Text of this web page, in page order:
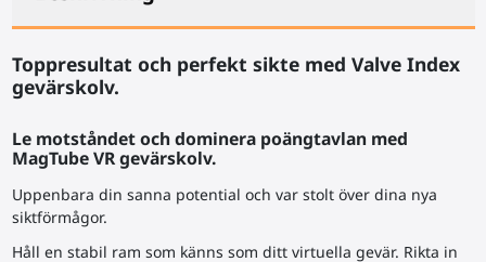
Toppresultat och perfekt sikte med Valve Index
gevärskolv.
Le motståndet och dominera poängtavlan med
MagTube VRgevärskolv.
Uppenbara din sanna potential och var stolt över dina nya
siktförmågor.
Håll en stabil ram som känns som ditt virtuella gevär. Rikta in